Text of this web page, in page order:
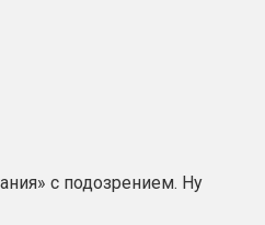
с подозрением. Ну